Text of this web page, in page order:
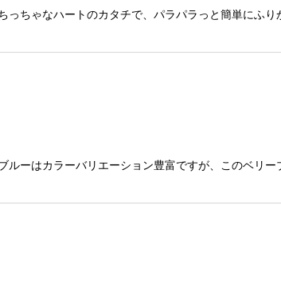
ちゃなハートのカタチで、パラパラっと簡単にふ
ーはカラーバリエーション豊富ですが、このベリ